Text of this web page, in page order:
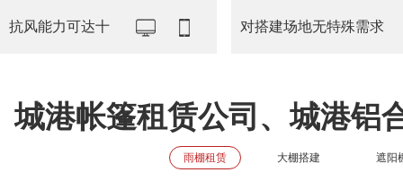
抗风能力可达十 对搭建场地无特殊需求
城港帐篷租赁公司、城港铝
雨棚租赁 大棚搭建 遮阳